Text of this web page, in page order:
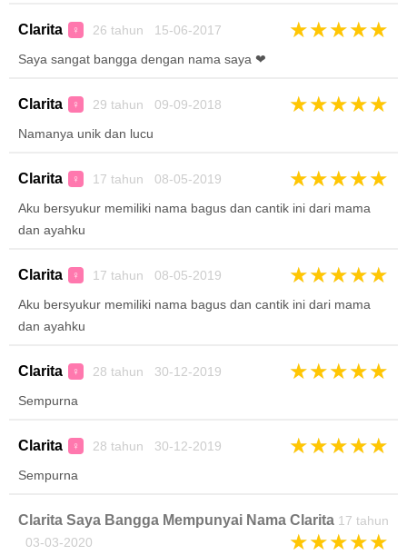
Clarita ♀ 26 tahun 15-06-2017 ★★★★★
Saya sangat bangga dengan nama saya ❤
Clarita ♀ 29 tahun 09-09-2018 ★★★★★
Namanya unik dan lucu
Clarita ♀ 17 tahun 08-05-2019 ★★★★★
Aku bersyukur memiliki nama bagus dan cantik ini dari mama
dan ayahku
Clarita ♀ 17 tahun 08-05-2019 ★★★★★
Aku bersyukur memiliki nama bagus dan cantik ini dari mama
dan ayahku
Clarita ♀ 28 tahun 30-12-2019 ★★★★★
Sempurna
Clarita ♀ 28 tahun 30-12-2019 ★★★★★
Sempurna
Clarita Saya Bangga Mempunyai Nama Clarita 17 tahun
03-03-2020
★★★★★